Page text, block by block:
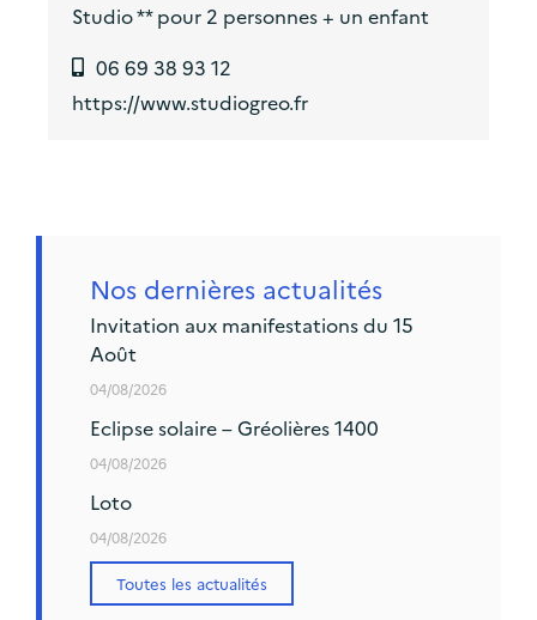
Studio ** pour 2 personnes + un enfant
06 69 38 93 12
https://www.studiogreo.fr
Nos dernières actualités
Invitation aux manifestations du 15
Août
04/08/2026
Eclipse solaire – Gréolières 1400
04/08/2026
Loto
04/08/2026
Toutes les actualités